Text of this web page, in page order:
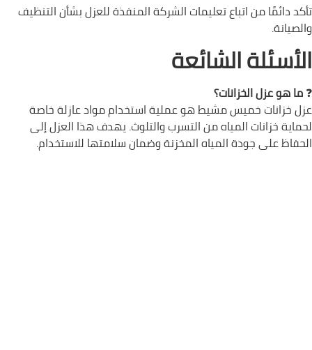
تأكد دائمًا من اتباع تعليمات الشركة المنفذة للعزل بشأن التنظيف
والصيانة.
الأسئلة الشائعة
❓ما هو عزل الخزانات؟
عزل خزانات خميس مشيط هو عملية استخدام مواد عازلة خاصة
لحماية خزانات المياه من التسرب والتلوث. يهدف هذا العزل إلى
الحفاظ على جودة المياه المخزنة وضمان سلامتها للاستخدام.